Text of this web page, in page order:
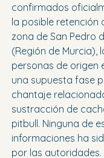
confirmados
la posible retención
zona de San Pedro
(Región de Murcia),
personas de origen
una supuesta fase
chantaje
sustracción de
pitbull. Ninguna de
informaciones ha
por las autoridades.